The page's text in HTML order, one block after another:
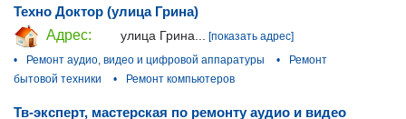
Техно Доктор (улица Грина)
Адрес:
улица Грина... [показать адрес]
•
Ремонт аудио, видео и цифровой аппаратуры •
Ремонт
бытовой техники
• Ремонт компьютеров
Тв-эксперт, мастерская по ремонту аудио и видео